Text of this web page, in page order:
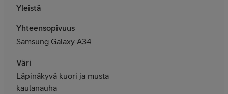
Yleistä
Yhteensopivuus
Samsung Galaxy A34
Väri
Läpinäkyvä kuori ja musta
kaulanauha